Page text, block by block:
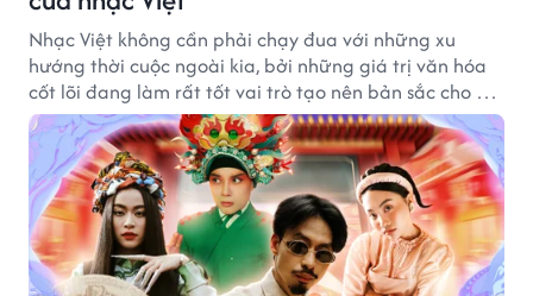
Nhạc Việt không cần phải chạy đua với những xu
hướng thời cuộc ngoài kia, bởi những giá trị văn hóa
cốt lõi đang làm rất tốt vai trò tạo nên bản sắc cho âm
nhạc nước nhà.